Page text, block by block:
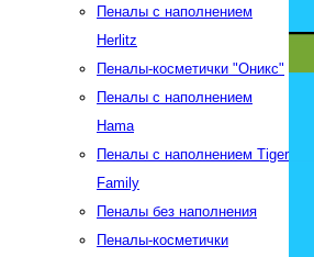
Пеналы с наполнением
Herlitz
Пеналы-косметички "Оникс"
Пеналы с наполнением
Hama
Пеналы с наполнением Tiger
Family
Пеналы без наполнения
Пеналы-косметички